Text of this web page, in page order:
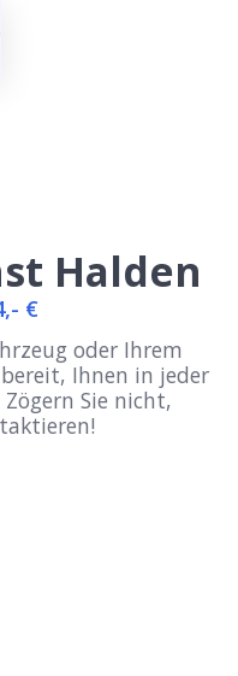
Halden
€
oder Ihrem
Ihnen in jeder
Sie nicht,